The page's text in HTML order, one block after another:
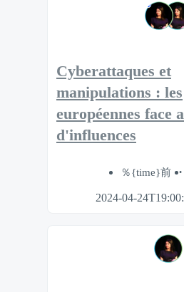
Cyberattaques et
manipulations : les
européennes face
d'influences
％{time}前
2024-04-